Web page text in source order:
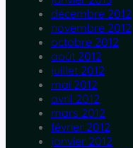
décembre 2012
novembre 2012
octobre 2012
août 2012
juillet 2012
mai 2012
avril 2012
mars 2012
février 2012
janvier 2012